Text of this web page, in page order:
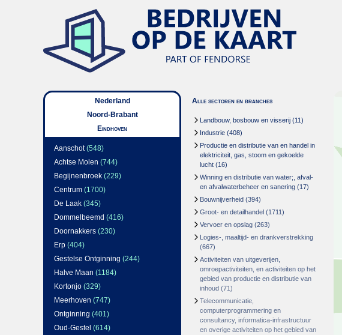
Nederland
Noord-Brabant
Eindhoven
Aanschot(548)
Achtse Molen (744)
Begijnenbroek (229)
Centrum (1700)
De Laak (345)
Dommelbeemd (416)
Doornakkers (230)
Erp (404)
Gestelse Ontginning (244)
Halve Maan (1184)
Kortonjo (329)
Meerhoven (747)
Ontginning (401)
Oud-Gestel (614)
Alle sectoren en branches
Landbouw, bosbouw en visserij (11)
Industrie (408)
Productie en distributie van en handel in
elektriciteit, gas, stoom en gekoelde
lucht (16)
Winning en distributie van water;, afval-
en afvalwaterbeheer en sanering (17)
Bouwnijverheid (394)
Groot- en detailhandel (1711)
Vervoer en opslag (263)
Logies-, maaltijd- en drankverstrekking
(667)
Activiteiten van uitgeverijen,
omroepactiviteiten, en activiteiten op het
gebied van productie en distributie van
inhoud (71)
Telecommunicatie,
computerprogrammering en
consultancy, informatica-infrastructuur
en overige activiteiten op het gebied van